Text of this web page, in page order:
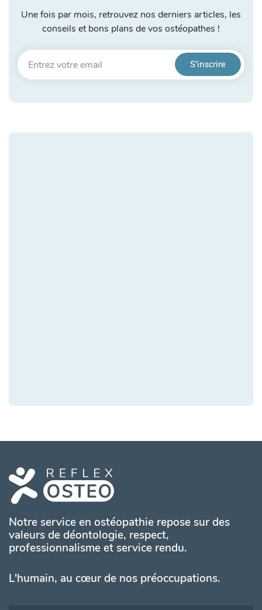
Une fois par mois, retrouvez nos derniers articles, les
conseils et bons plans de vos ostéopathes !
Notre service en ostéopathie repose sur des
valeurs de déontologie, respect,
professionnalisme et service rendu.
L'humain, au cœur de nos préoccupations.